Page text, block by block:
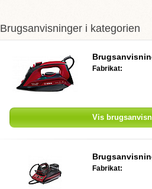
Brugsanvisninger i kategorien
Fabrikat:
Vis
Fabrikat: